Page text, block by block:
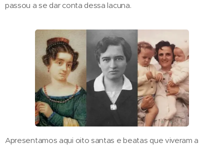
passou a se dar conta dessa lacuna.
Apresentamos aqui oito santas e beatas que viveram a